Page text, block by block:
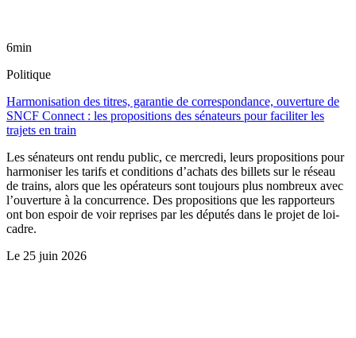
6min
Politique
Harmonisation des titres, garantie de correspondance, ouverture de
SNCF Connect : les propositions des sénateurs pour faciliter les
trajets en train
Les sénateurs ont rendu public, ce mercredi, leurs propositions pour
harmoniser les tarifs et conditions d’achats des billets sur le réseau
de trains, alors que les opérateurs sont toujours plus nombreux avec
l’ouverture à la concurrence. Des propositions que les rapporteurs
ont bon espoir de voir reprises par les députés dans le projet de loi-
cadre.
Le 25 juin 2026